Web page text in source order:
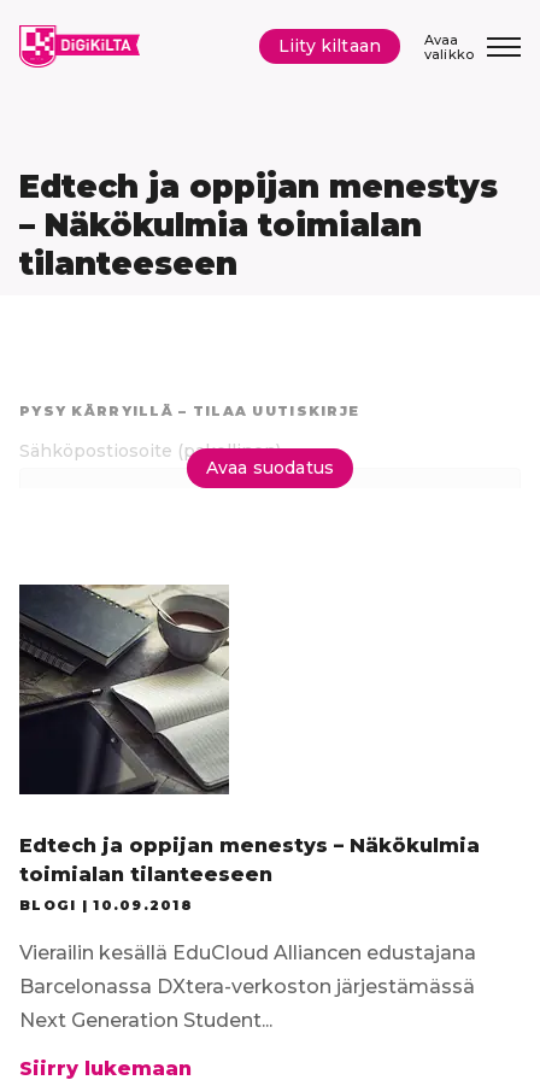
sisältöön
Avaa
valikko
Liity kiltaan
Edtech ja oppijan menestys
– Näkökulmia toimialan
tilanteeseen
PYSY KÄRRYILLÄ – TILAA UUTISKIRJE
Sähköpostiosoite (pakollinen)
Avaa suodatus
Edtech ja oppijan menestys – Näkökulmia
toimialan tilanteeseen
BLOGI |10.09.2018
Vierailin kesällä EduCloud Alliancen edustajana
Barcelonassa DXtera-verkoston järjestämässä
Next Generation Student...
Siirry lukemaan